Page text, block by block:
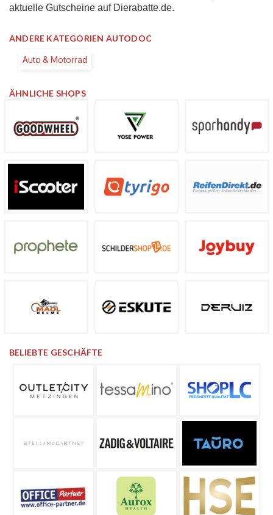
aktuelle Gutscheine auf Dierabatte.de.
ANDERE KATEGORIEN AUTODOC
Auto & Motorrad
ÄHNLICHE SHOPS
BELIEBTE GESCHÄFTE